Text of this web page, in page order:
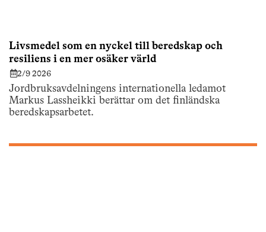
Livsmedel som en nyckel till beredskap och
resiliens i en mer osäker värld
2/9 2026
Jordbruksavdelningens internationella ledamot
Markus Lassheikki berättar om det finländska
beredskapsarbetet.